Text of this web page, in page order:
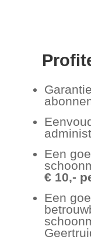
Een
€ 10,-
Een